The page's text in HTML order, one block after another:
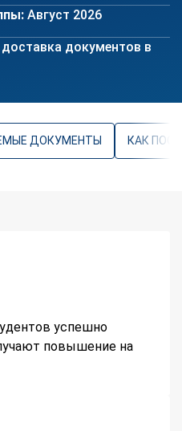
Август 2026
доставка документов в
ДОКУМЕНТЫ КАК
успешно
повышение на